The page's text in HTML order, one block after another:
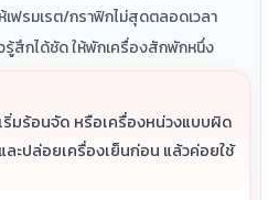
เฟรมเรต/กราฟิกไม่สุดตลอดเวลา
รู้สึกได้ชัด ให้พักเครื่องสักพักหนึ่ง
มร้อนจัด หรือเครื่องหน่วงแบบผิด
ะปล่อยเครื่องเย็นก่อน แล้วค่อยใช้